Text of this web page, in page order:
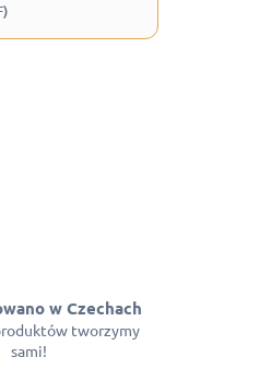
w Czechach
tworzymy
sami!